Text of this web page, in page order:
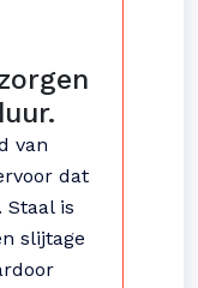
van
dat
Staal is
slijtage